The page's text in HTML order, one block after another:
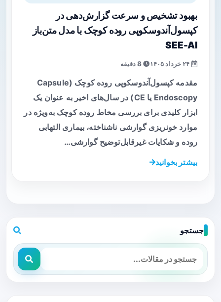
بهبود تشخیص و سرعت گزارش‌دهی در
کپسول‌آندوسکوپی روده کوچک با مدل متن‌باز
SEE-AI
8 دقیقه
مقدمه کپسول‌آندوسکوپی روده کوچک (Capsule
Endoscopy یا CE) در سال‌های اخیر به عنوان یک
ابزار کلیدی برای بررسی مخاط روده کوچک به‌ویژه در
موارد خونریزی گوارشی ناشناخته، بیماری التهابی
روده و شکایات غیرقابل‌توضیح گوارشی…
بیشتر بخوانید
جستجو